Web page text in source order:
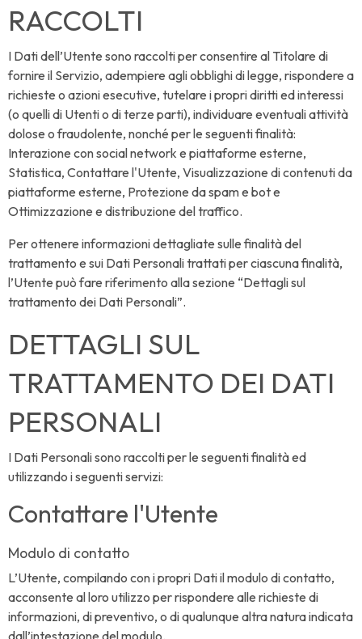
RACCOLTI
I Dati dell’Utente sono raccolti per consentire al Titolare di
fornire il Servizio, adempiere agli obblighi di legge, rispondere a
richieste o azioni esecutive, tutelare i propri diritti ed interessi
(o quelli di Utenti o di terze parti), individuare eventuali attività
dolose o fraudolente, nonché per le seguenti finalità:
Interazione con social network e piattaforme esterne,
Statistica, Contattare l'Utente, Visualizzazione di contenuti da
piattaforme esterne, Protezione da spam e bot e
Ottimizzazione e distribuzione del traffico.
Per ottenere informazioni dettagliate sulle finalità del
trattamento e sui Dati Personali trattati per ciascuna finalità,
l’Utente può fare riferimento alla sezione “Dettagli sul
trattamento dei Dati Personali”.
DETTAGLI SUL
TRATTAMENTO DEI DATI
PERSONALI
I Dati Personali sono raccolti per le seguenti finalità ed
utilizzando i seguenti servizi:
Contattare l'Utente
Modulo di contatto
L’Utente, compilando con i propri Dati il modulo di contatto,
acconsente al loro utilizzo per rispondere alle richieste di
informazioni, di preventivo, o di qualunque altra natura indicata
dall’intestazione del modulo.